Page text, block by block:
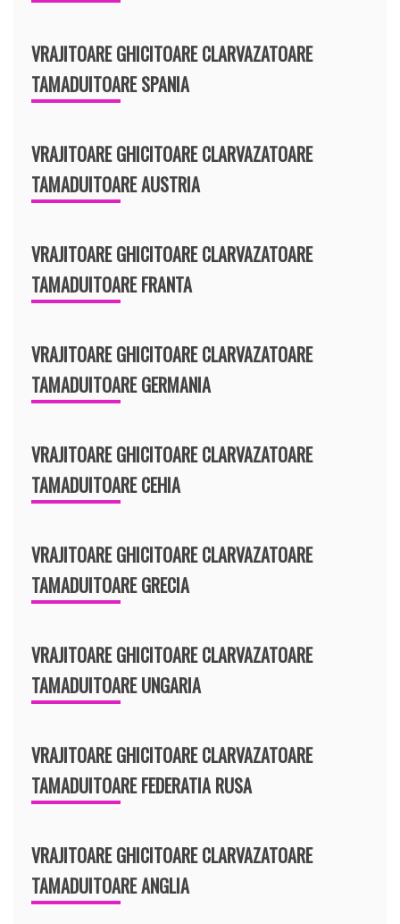
VRAJITOARE GHICITOARE CLARVAZATOARE
TAMADUITOARE SPANIA
VRAJITOARE GHICITOARE CLARVAZATOARE
TAMADUITOARE AUSTRIA
VRAJITOARE GHICITOARE CLARVAZATOARE
TAMADUITOARE FRANTA
VRAJITOARE GHICITOARE CLARVAZATOARE
TAMADUITOARE GERMANIA
VRAJITOARE GHICITOARE CLARVAZATOARE
TAMADUITOARE CEHIA
VRAJITOARE GHICITOARE CLARVAZATOARE
TAMADUITOARE GRECIA
VRAJITOARE GHICITOARE CLARVAZATOARE
TAMADUITOARE UNGARIA
VRAJITOARE GHICITOARE CLARVAZATOARE
TAMADUITOARE FEDERATIA RUSA
VRAJITOARE GHICITOARE CLARVAZATOARE
TAMADUITOARE ANGLIA